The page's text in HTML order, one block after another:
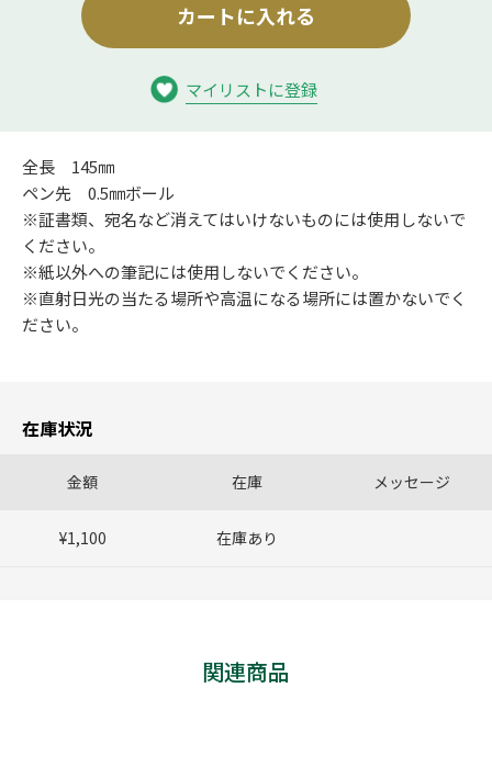
カートに入れる
マイリストに登録
全長 145㎜
ペン先 0.5㎜ボール
※証書類、宛名など消えてはいけないものには使用しないで
ください。
※紙以外への筆記には使用しないでください。
※直射日光の当たる場所や高温になる場所には置かないでく
ださい。
在庫状況
金額 在庫 メッセージ
¥1,100 在庫あり
関連商品